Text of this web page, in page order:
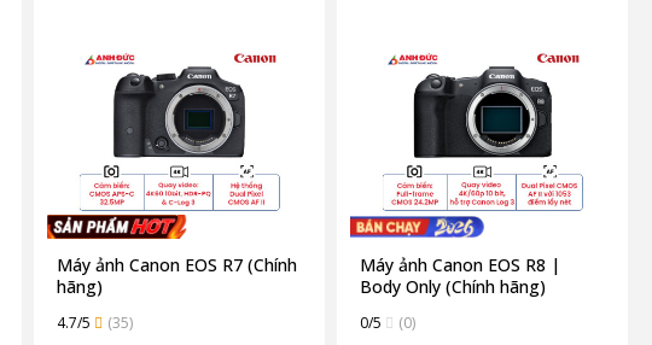
Máy ảnh Canon EOS R7 (Chính
hãng)
4.7/5 (35)
Máy ảnh Canon EOS R8 |
Body Only (Chính hãng)
0/5 (0)